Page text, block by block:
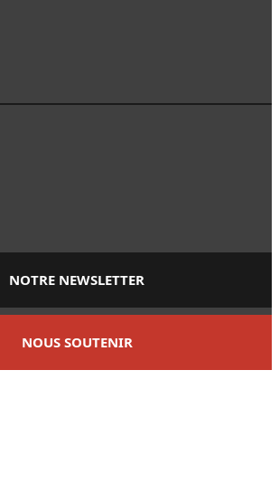
NOTRE NEWSLETTER
NOUS SOUTENIR